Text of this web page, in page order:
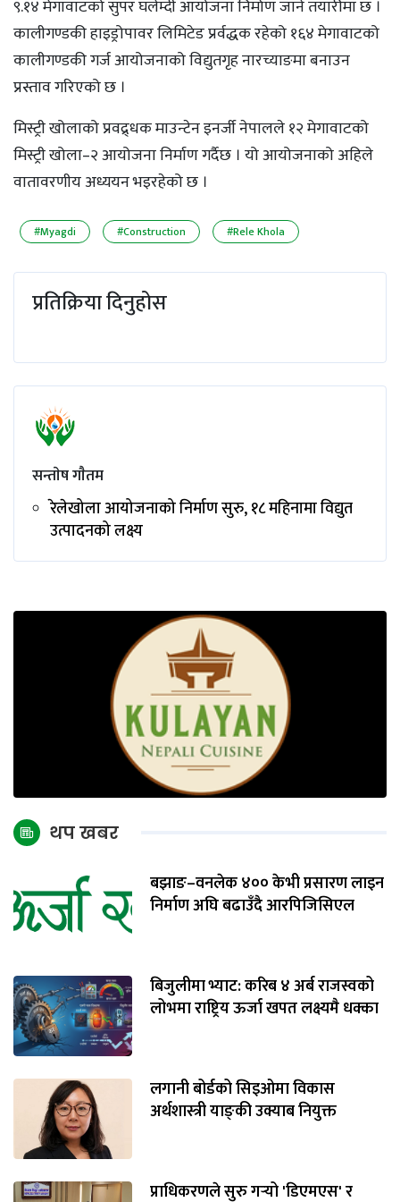
९.१४ मेगावाटको सुपर घलेम्दी आयोजना निर्माण जाने तयारीमा छ ।
कालीगण्डकी हाइड्रोपावर लिमिटेड प्रर्वद्धक रहेको १६४ मेगावाटको
कालीगण्डकी गर्ज आयोजनाको विद्युतगृह नारच्याङमा बनाउन
प्रस्ताव गरिएको छ ।
मिस्ट्री खोलाको प्रवद्र्धक माउन्टेन इनर्जी नेपालले १२ मेगावाटको
मिस्ट्री खोला–२ आयोजना निर्माण गर्दैछ । यो आयोजनाको अहिले
वातावरणीय अध्ययन भइरहेको छ ।
#Myagdi #Construction #Rele Khola
प्रतिक्रिया दिनुहोस
सन्ताेष गाैतम
रेलेखोला आयोजनाको निर्माण सुरु, १८ महिनामा विद्युत
उत्पादनको लक्ष्य
थप खबर
बझाङ–वनलेक ४०० केभी प्रसारण लाइन
निर्माण अघि बढाउँदै आरपिजिसिएल
बिजुलीमा भ्याट: करिब ४ अर्ब राजस्वको
लोभमा राष्ट्रिय ऊर्जा खपत लक्ष्यमै धक्का
लगानी बोर्डको सिइओमा विकास
अर्थशास्त्री याङ्‌की उक्याब नियुक्त
प्राधिकरणले सुरु गर्‍यो 'डिएमएस' र